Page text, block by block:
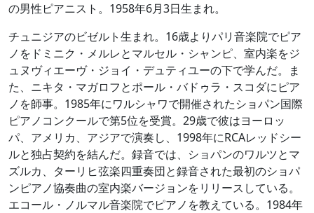
の男性ピアニスト。1958年6月3日生まれ。
チュニジアのビゼルト生まれ。16歳よりパリ音楽院でピア
ノをドミニク・メルレとマルセル・シャンピ、室内楽をジ
ュヌヴィエーヴ・ジョイ・デュティユーの下で学んだ。ま
た、ニキタ・マガロフとポール・バドゥラ・スコダにピア
ノを師事。1985年にワルシャワで開催されたショパン国際
ピアノコンクールで第5位を受賞。29歳で彼はヨーロッ
パ、アメリカ、アジアで演奏し、1998年にRCAレッドシー
ルと独占契約を結んだ。録音では、ショパンのワルツとマ
ズルカ、ターリヒ弦楽四重奏団と録音された最初のショパ
ンピアノ協奏曲の室内楽バージョンをリリースしている。
エコール・ノルマル音楽院でピアノを教えている。1984年